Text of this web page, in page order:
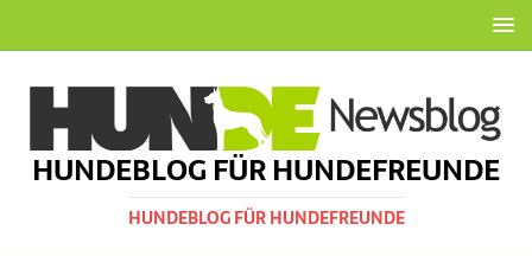
HUNDEBLOG FÜR HUNDEFREUNDE
HUNDEBLOG FÜR HUNDEFREUNDE